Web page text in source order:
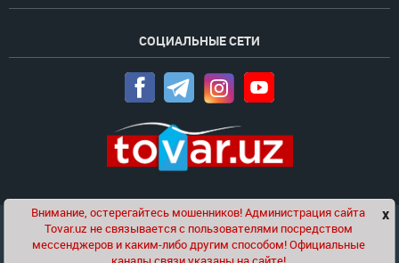
СОЦИАЛЬНЫЕ СЕТИ
Проект компанииGolden Pages
Чат x
Внимание, остерегайтесь мошенников! Администрация сайта
Tovar.uz не связывается с пользователями посредством
мессенджеров и каким-либо другим способом! Официальные